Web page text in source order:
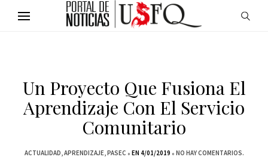
Un Proyecto Que Fusiona El
Aprendizaje Con El Servicio
Comunitario
ACTUALIDAD APRENDIZAJE PASEC EN 4/01/2019 NO HAY COMENTARIOS.